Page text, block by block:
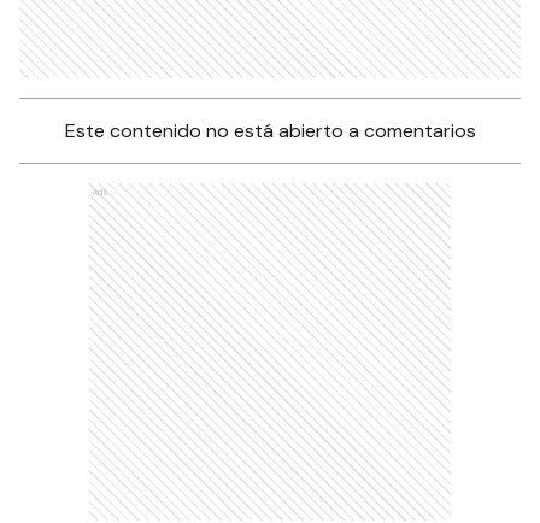
Este contenido no está abierto a comentarios
Ads